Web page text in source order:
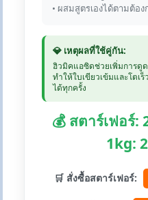
• ผสมสูตรเองได้ตามต้อง
💎 เหตุผลที่ใช้คู่กัน:
ฮิวมิคแอซิดช่วยเพิ่มการดู
ทำให้ใบเขียวเข้มและโต
ได้ทุกครั้ง
💰 สตาร์เฟอร์
1kg:
🛒 สั่งซื้อสตาร์เฟอร์: